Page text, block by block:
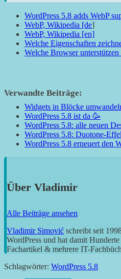
WordPress 5.8 adds WebP
WebP, Wikipedia [de]
WebP, Wikipedia [en]
Welche Eigenschaften
Welche Browser unterstützen
Verwandte Beiträge:
Widgets in Blöcke
WordPress 5.8 ist da 🥳
WordPress 5.8: alle neuen
WordPress 5.8: Duotone-
WordPress 5.8 erneuert den
Über Vladimir
Alle Beiträge ansehen
Vladimir Simović schreibt seit
WordPress und hat damit
Fachartikel & mehrere IT-
Schlagwörter: WordPress 5.8